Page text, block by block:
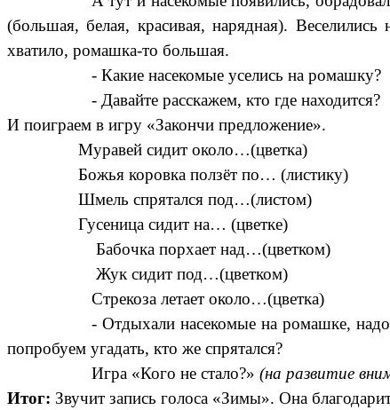
(большая, белая, красивая, нарядная).
хватило, ромашка-то большая.
- Какие насекомые уселись на ромашку?
- Давайте расскажем, кто где находится?
И поиграем в игру «Закончи предложение».
Муравей сидит около…(цветка)
Божья коровка ползёт по… (листику)
Шмель спрятался под…(листом)
Гусеница сидит на… (цветке)
Бабочка порхает над…(цветком)
Жук сидит под…(цветком)
Стрекоза летает около…(цветка)
- Отдыхали насекомые на ромашке,
попробуем угадать, кто же спрятался?
Игра «Кого не стало?» (на развитие
Итог: Звучит запись голоса «Зимы». Она